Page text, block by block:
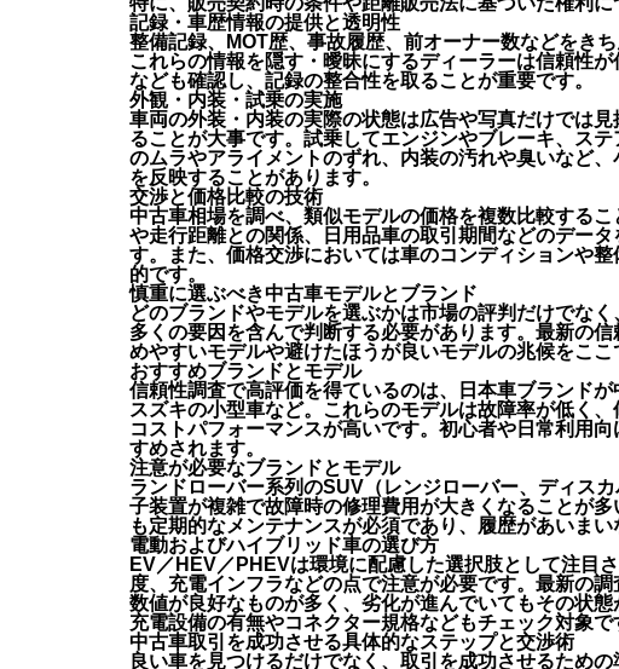
記録・車歴情報の提供と透明性
整備記録、MOT歴、事故履歴、前オーナー数などをき
これらの情報を隠す・曖昧にするディーラーは信頼性
なども確認し、記録の整合性を取ることが重要です。
外観・内装・試乗の実施
車両の外装・内装の実際の状態は広告や写真だけでは
ることが大事です。試乗してエンジンやブレーキ、ス
のムラやアライメントのずれ、内装の汚れや臭いなど
を反映することがあります。
交渉と価格比較の技術
中古車相場を調べ、類似モデルの価格を複数比較する
や走行距離との関係、日用品車の取引期間などのデー
す。また、価格交渉においては車のコンディションや
的です。
慎重に選ぶべき中古車モデルとブランド
どのブランドやモデルを選ぶかは市場の評判だけでな
多くの要因を含んで判断する必要があります。最新の
めやすいモデルや避けたほうが良いモデルの兆候をここ
おすすめブランドとモデル
信頼性調査で高評価を得ているのは、日本車ブランド
スズキの小型車など。これらのモデルは故障率が低く
コストパフォーマンスが高いです。初心者や日常利用
すめされます。
注意が必要なブランドとモデル
ランドローバー系列のSUV（レンジローバー、ディス
子装置が複雑で故障時の修理費用が大きくなることが
も定期的なメンテナンスが必須であり、履歴があいまい
電動およびハイブリッド車の選び方
EV／HEV／PHEVは環境に配慮した選択肢として注目
度、充電インフラなどの点で注意が必要です。最新の
数値が良好なものが多く、劣化が進んでいてもその状
充電設備の有無やコネクター規格などもチェック対象で
中古車取引を成功させる具体的なステップと交渉術
良い車を見つけるだけでなく、取引を成功させるため